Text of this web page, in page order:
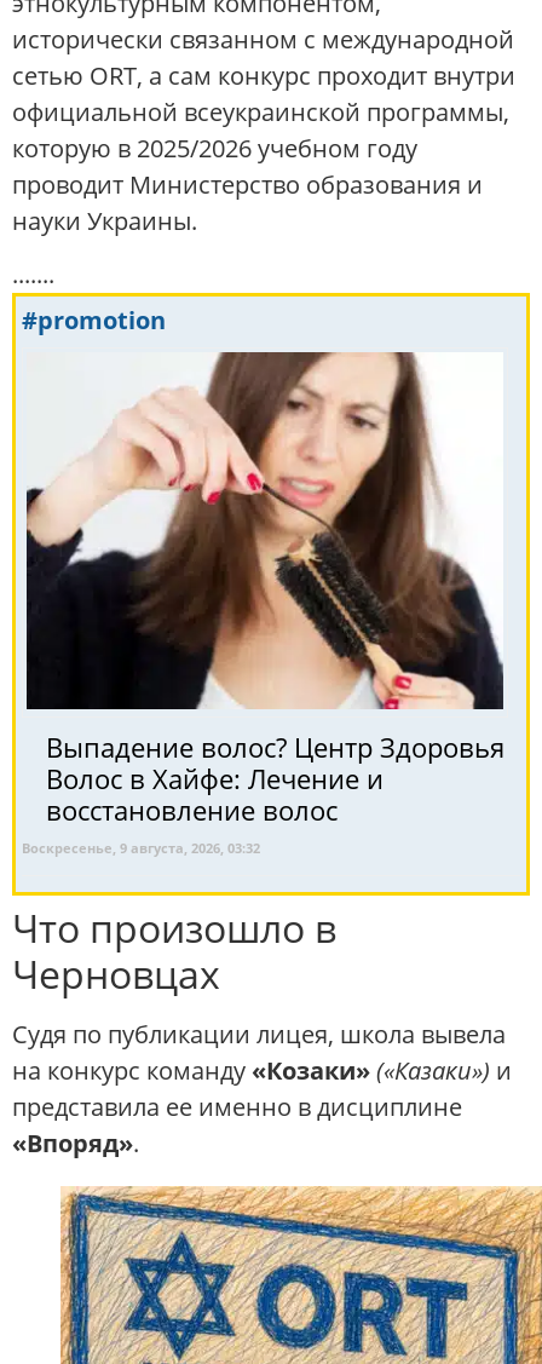
исторически связанном с международной
сетью ORT, а сам конкурс проходит внутри
официальной всеукраинской программы,
которую в 2025/2026 учебном году
проводит Министерство образования и
науки Украины.
.......
#promotion
Выпадение волос? Центр Здоровья
Волос в Хайфе: Лечение и
восстановление волос
Воскресенье, 9 августа, 2026, 03:32
Что произошло в
Черновцах
Судя по публикации лицея, школа вывела
на конкурс команду «Козаки»(«Казаки») и
представила ее именно в дисциплине
«Впоряд».